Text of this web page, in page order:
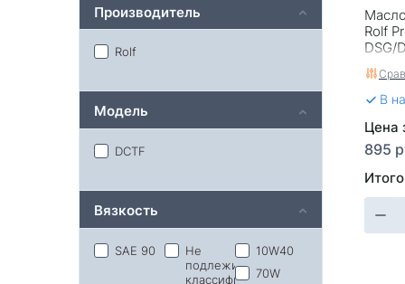
Rolf
DSG/
В
Цена
895
Производитель
Rolf
Модель
DCTF
Вязкость
SAE 90
Не
подлежит
классификации
10W40
70W